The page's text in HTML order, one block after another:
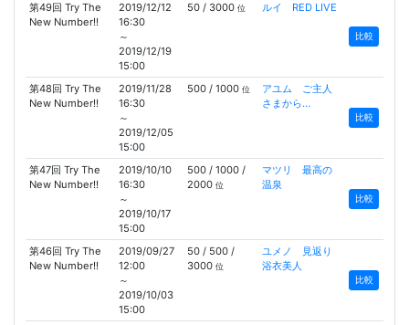
第49回 Try The
New Number!!
2019/12/12
16:30
～
2019/12/19
15:00
50 / 3000位 ルイ RED LIVE
比較
第48回 Try The
New Number!!
2019/11/28
16:30
～
2019/12/05
15:00
500 / 1000位
アユム ご主人
さまから…
比較
第47回 Try The
New Number!!
2019/10/10
16:30
～
2019/10/17
15:00
500 / 1000 /
2000位
マツリ 最高の
温泉
比較
第46回 Try The
New Number!!
2019/09/27
12:00
～
2019/10/03
15:00
50 / 500 /
3000位
ユメノ 見返り
浴衣美人
比較